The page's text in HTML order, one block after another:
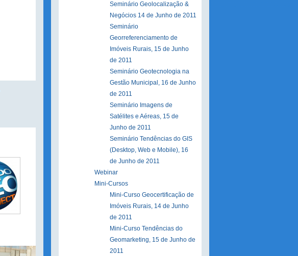
Seminário Geolocalização &
Negócios 14 de Junho de 2011
Seminário
Georreferenciamento de
Imóveis Rurais, 15 de Junho
de 2011
Seminário Geotecnologia na
Gestão Municipal, 16 de Junho
de 2011
Seminário Imagens de
Satélites e Aéreas, 15 de
Junho de 2011
Seminário Tendências do GIS
(Desktop, Web e Mobile), 16
de Junho de 2011
Webinar
Mini-Cursos
Mini-Curso Geocertificação de
Imóveis Rurais, 14 de Junho
de 2011
Mini-Curso Tendências do
Geomarketing, 15 de Junho de
2011